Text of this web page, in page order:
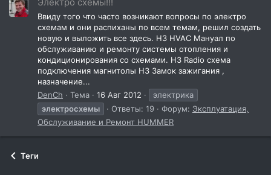
Электро схемы!!!
Ввиду того что часто возникают вопросы по электро
схемам и они распиханы по всем темам, решил создать
новую и выложить все здесь. H3 HVAC Мануал по
обслуживанию и ремонту системы отопления и
кондиционирования со схемами. H3 Radio схема
подключения магнитолы H3 Замок зажигания ,
назначение...
DenCh
Тема 16 Авг 2012
электрика
электросхемы
Ответы: 19 Форум: Эксплуатация,
Обслуживание и Ремонт HUMMER
Теги